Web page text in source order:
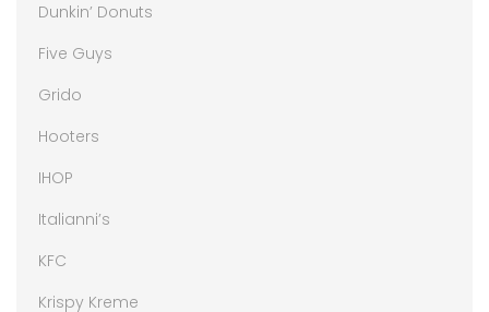
Dunkin’ Donuts
Five Guys
Grido
Hooters
IHOP
Italianni’s
KFC
Krispy Kreme